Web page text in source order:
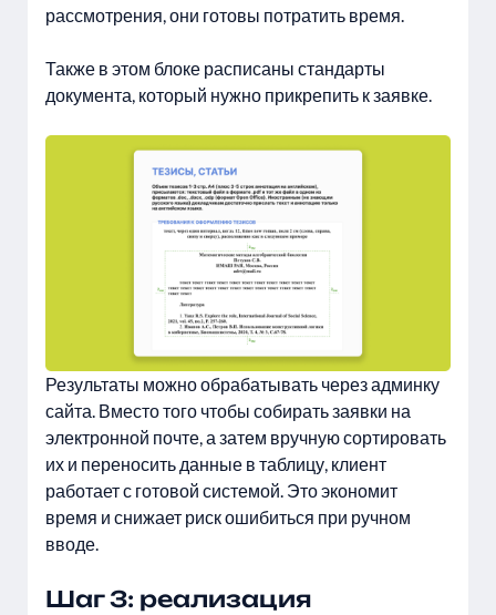
рассмотрения, они готовы потратить время.
Также в этом блоке расписаны стандарты
документа, который нужно прикрепить к заявке.
Результаты можно обрабатывать через админку
сайта. Вместо того чтобы собирать заявки на
электронной почте, а затем вручную сортировать
их и переносить данные в таблицу, клиент
работает с готовой системой. Это экономит
время и снижает риск ошибиться при ручном
вводе.
Шаг 3: реализация